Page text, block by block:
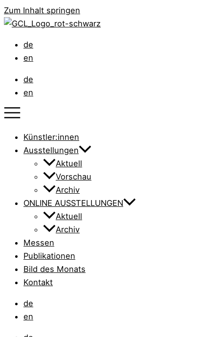
Zum Inhalt springen
de
en
de
en
Künstler:innen
Ausstellungen
Aktuell
Vorschau
Archiv
ONLINE AUSSTELLUNGEN
Aktuell
Archiv
Messen
Publikationen
Bild des Monats
Kontakt
de
en